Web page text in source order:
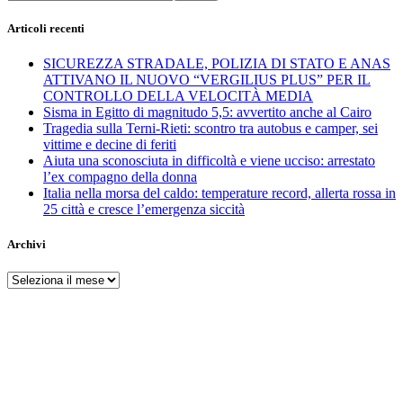
Articoli recenti
SICUREZZA STRADALE, POLIZIA DI STATO E ANAS
ATTIVANO IL NUOVO “VERGILIUS PLUS” PER IL
CONTROLLO DELLA VELOCITÀ MEDIA
Sisma in Egitto di magnitudo 5,5: avvertito anche al Cairo
Tragedia sulla Terni-Rieti: scontro tra autobus e camper, sei
vittime e decine di feriti
Aiuta una sconosciuta in difficoltà e viene ucciso: arrestato
l’ex compagno della donna
Italia nella morsa del caldo: temperature record, allerta rossa in
25 città e cresce l’emergenza siccità
Archivi
Archivi